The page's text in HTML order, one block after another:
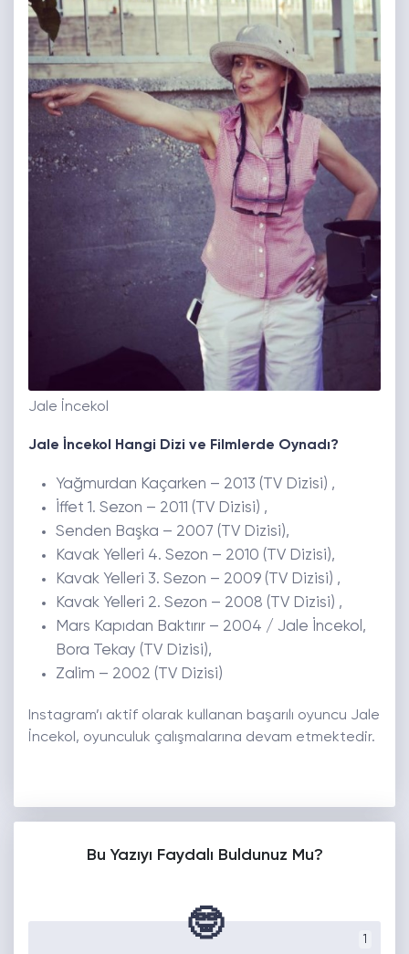
Jale İncekol
Jale İncekol Hangi Dizi ve Filmlerde Oynadı?
Yağmurdan Kaçarken – 2013 (TV Dizisi) ,
İffet 1. Sezon – 2011 (TV Dizisi) ,
Senden Başka – 2007 (TV Dizisi),
Kavak Yelleri 4. Sezon – 2010 (TV Dizisi),
Kavak Yelleri 3. Sezon – 2009 (TV Dizisi) ,
Kavak Yelleri 2. Sezon – 2008 (TV Dizisi) ,
Mars Kapıdan Baktırır – 2004 / Jale İncekol,
Bora Tekay (TV Dizisi),
Zalim – 2002 (TV Dizisi)
Instagram’ı aktif olarak kullanan başarılı oyuncu Jale
İncekol, oyunculuk çalışmalarına devam etmektedir.
Bu Yazıyı Faydalı Buldunuz Mu?
1
🤓